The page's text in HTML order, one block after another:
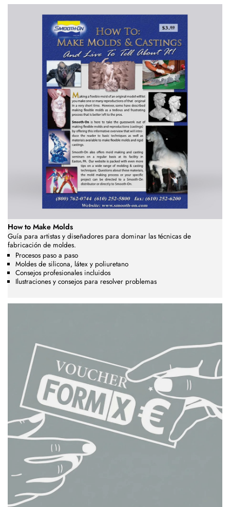
How to Make Molds
Guía para artistas y diseñadores para dominar las técnicas de
fabricación de moldes.
Procesos paso a paso
Moldes de silicona, látex y poliuretano
Consejos profesionales incluidos
Ilustraciones y consejos para resolver problemas